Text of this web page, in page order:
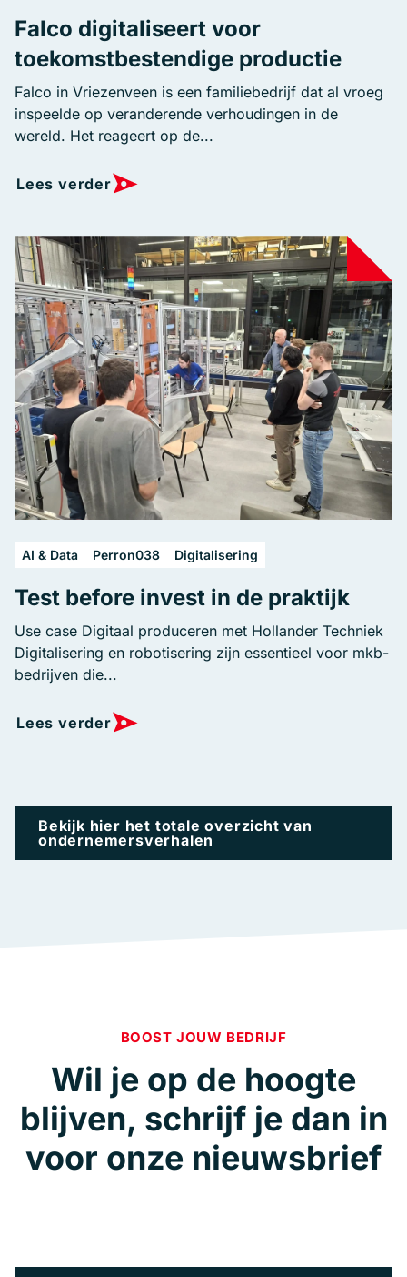
Falco digitaliseert voor
toekomstbestendige productie
Falco in Vriezenveen is een familiebedrijf dat al vroeg
inspeelde op veranderende verhoudingen in de
wereld. Het reageert op de...
Lees verder
AI & Data Perron038 Digitalisering
Test before invest in de praktijk
Use case Digitaal produceren met Hollander Techniek
Digitalisering en robotisering zijn essentieel voor mkb-
bedrijven die...
Lees verder
Bekijk hier het totale overzicht van
ondernemersverhalen
BOOST JOUW BEDRIJF
Wil je op de hoogte
blijven, schrijf je dan in
voor onze nieuwsbrief